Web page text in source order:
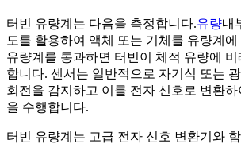
터빈 유량계는 다음을 측정합니다.유량내
도를 활용하여 액체 또는 기체를 유량계
유량계를 통과하면 터빈이 체적 유량에
합니다. 센서는 일반적으로 자기식 또는
회전을 감지하고 이를 전자 신호로 변환
을 수행합니다.
터빈 유량계는 고급 전자 신호 변환기와